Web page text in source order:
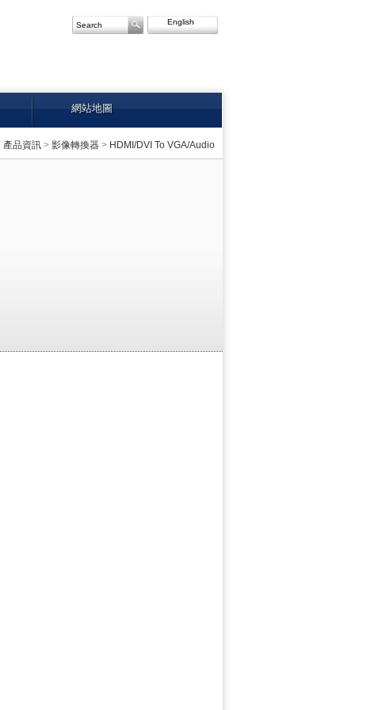
English
網站地圖
產品資訊 > 影像轉換器 > HDMI/DVI To VGA/Audio